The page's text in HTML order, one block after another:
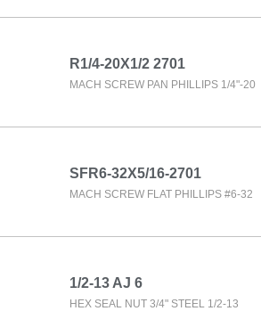
R1/4-20X1/2 2701
MACH SCREW PAN PHILLIPS 1/4"-20
SFR6-32X5/16-2701
MACH SCREW FLAT PHILLIPS #6-32
1/2-13 AJ 6
HEX SEAL NUT 3/4" STEEL 1/2-13